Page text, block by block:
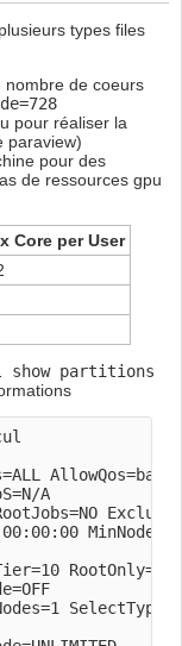
types files
nombre de coeurs
pour réaliser la
paraview)
pour des
de ressources gpu
Core per User
show partitions
A